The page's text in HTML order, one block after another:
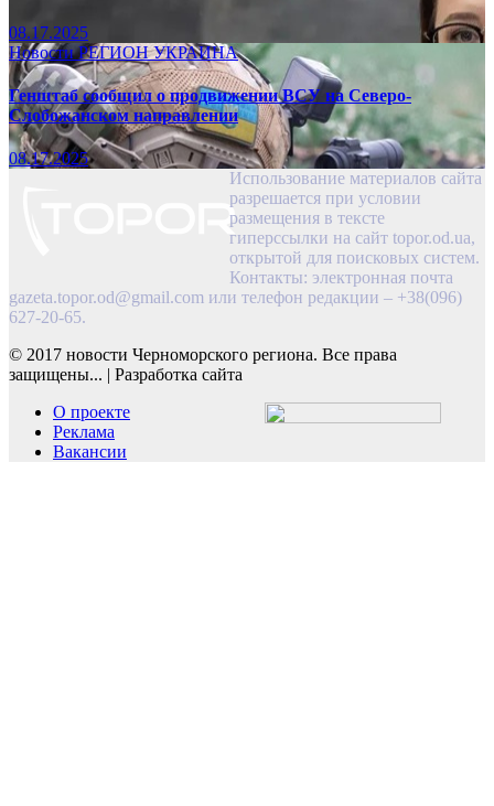
08.17.2025
НовостиРЕГИОНУКРАИНА
Генштаб сообщил о продвижении ВСУ на Северо-
Слобожанском направлении
08.17.2025
Использование материалов сайта
разрешается при условии
размещения в тексте
гиперссылки на сайт topor.od.ua,
открытой для поисковых систем.
Контакты: электронная почта
gazeta.topor.od@gmail.com или телефон редакции – +38(096)
627-20-65.
© 2017 новости Черноморского региона. Все права
защищены... | Разработка сайта
О проекте
Реклама
Вакансии